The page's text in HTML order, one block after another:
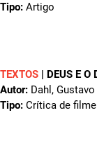
Tipo: Artigo
TEXTOS | DEUS E O
Autor: Dahl, Gustavo
Tipo: Crítica de filme